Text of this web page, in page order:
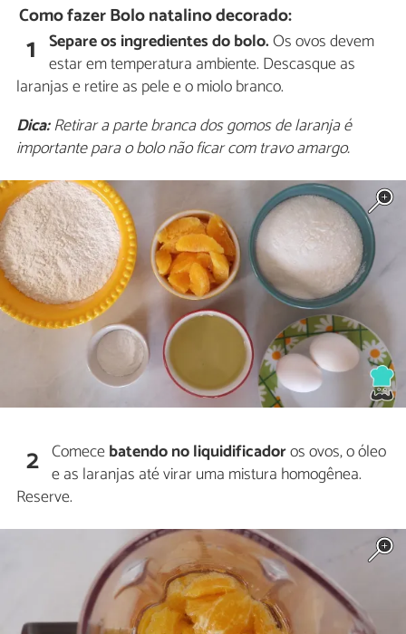
Como fazer Bolo natalino decorado:
1 Separe os ingredientes do bolo.Os ovos devem
estar em temperatura ambiente. Descasque as
laranjas e retire as pele e o miolo branco.
Dica:Retirar a parte branca dos gomos de laranja é
importante para o bolo não ficar com travo amargo.
2 Comecebatendo no liquidificadoros ovos, o óleo
e as laranjas até virar uma mistura homogênea.
Reserve.